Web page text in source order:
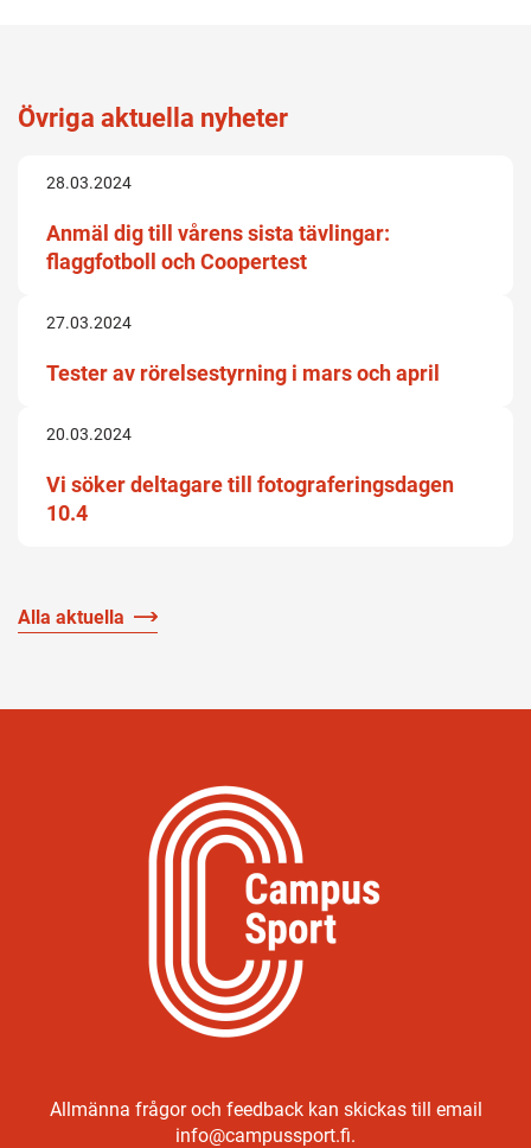
Övriga aktuella nyheter
28.03.2024
Anmäl dig till vårens sista tävlingar:
flaggfotboll och Coopertest
27.03.2024
Tester av rörelsestyrning i mars och april
20.03.2024
Vi söker deltagare till fotograferingsdagen
10.4
Alla aktuella
Allmänna frågor och feedback kan skickas till email
info@campussport.fi.